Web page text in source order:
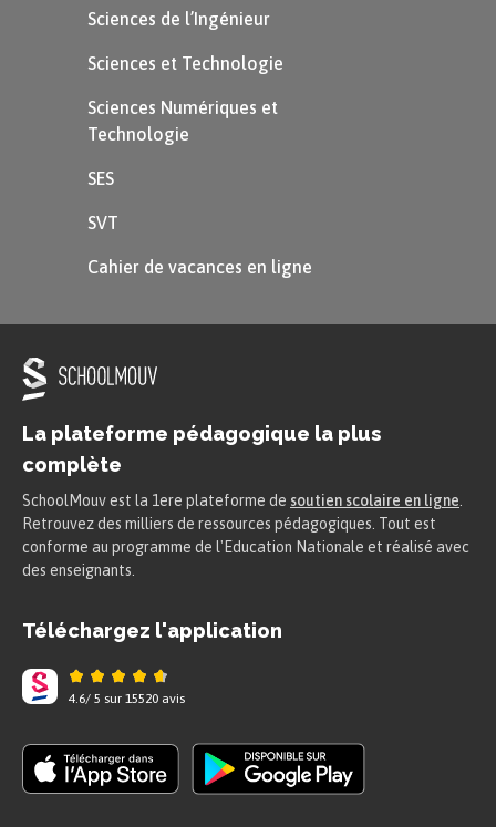
Astuce
Une fois découvertes, les sources
d’archives
À retenir
Les
grandsdiscoursqui ont pu être
enregistrés ou lestémoignagesde
personnes qui ont vécu des
Ce type de source n’est utilisé que pour l’Histoire
très récente.
Des sources orales
Sciences de l’Ingénieur
Sciences et Technologie
Sciences Numériques et
Technologie
SES
SVT
Cahier de vacances en ligne
La plateforme pédagogique la plus
complète
SchoolMouv est la 1ere plateforme de soutien scolaire en ligne
Retrouvez des milliers de ressources pédagogiques. Tout est
conforme au programme de l'Education Nationale et réalisé avec
des enseignants.
Téléchargez l'application
4.6/ 5 sur 15520 avis